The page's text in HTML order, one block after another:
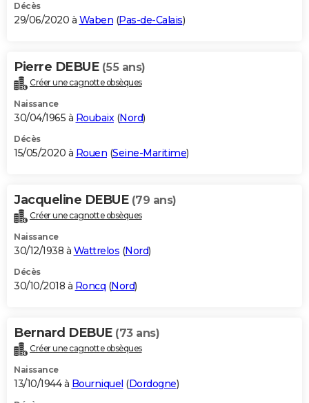
Décès
29/06/2020 à Waben (Pas-de-Calais)
Pierre DEBUE (55 ans)
Créer une cagnotte obsèques
Naissance
30/04/1965 à Roubaix(Nord)
Décès
15/05/2020 à Rouen (Seine-Maritime)
Jacqueline DEBUE (79 ans)
Créer une cagnotte obsèques
Naissance
30/12/1938 à Wattrelos (Nord)
Décès
30/10/2018 à Roncq (Nord)
Bernard DEBUE (73 ans)
Créer une cagnotte obsèques
Naissance
13/10/1944 à Bourniquel (Dordogne)